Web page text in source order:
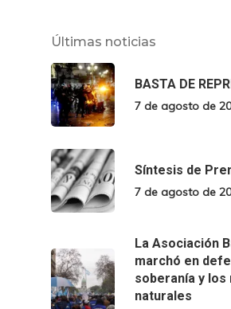
Últimas noticias
BASTA DE
7 de agosto de
Síntesis de
7 de agosto de
La Asociación
marchó en
soberanía y
naturales